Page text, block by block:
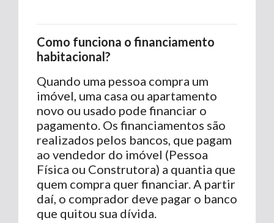
Como funciona o financiamento
habitacional?
Quando uma pessoa compra um
imóvel, uma casa ou apartamento
novo ou usado pode financiar o
pagamento. Os financiamentos são
realizados pelos bancos, que pagam
ao vendedor do imóvel (Pessoa
Física ou Construtora) a quantia que
quem compra quer financiar. A partir
daí, o comprador deve pagar o banco
que quitou sua dívida.